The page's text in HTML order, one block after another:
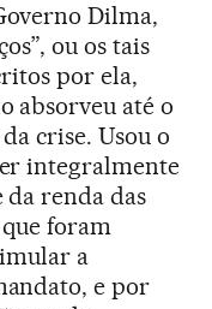
Dilma,
ou os tais
por ela,
absorveu até o
crise. Usou o
integralmente
renda das
foram
a
e por